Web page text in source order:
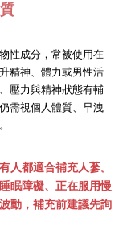
性成分，常被使用在
精神、體力或男性活
壓力與精神狀態有輔
需視個人體質、早洩
人都適合補充人蔘。
眠障礙、正在服用慢
動，補充前建議先詢